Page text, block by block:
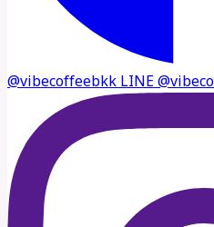
@vibecoffeebkkLINE